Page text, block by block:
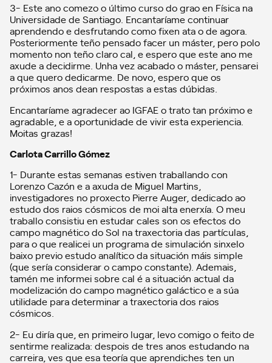
3- Este ano comezo o último curso do grao en Física na
Universidade de Santiago. Encantaríame continuar
aprendendo e desfrutando como fixen ata o de agora.
Posteriormente teño pensado facer un máster, pero polo
momento non teño claro cal, e espero que este ano me
axude a decidirme. Unha vez acabado o máster, pensarei
a que quero dedicarme. De novo, espero que os
próximos anos dean respostas a estas dúbidas.
Encantaríame agradecer ao IGFAE o trato tan próximo e
agradable, e a oportunidade de vivir esta experiencia.
Moitas grazas!
Carlota Carrillo Gómez
1- Durante estas semanas estiven traballando con
Lorenzo Cazón e a axuda de Miguel Martins,
investigadores no proxecto Pierre Auger, dedicado ao
estudo dos raios cósmicos de moi alta enerxía. O meu
traballo consistiu en estudar cales son os efectos do
campo magnético do Sol na traxectoria das partículas,
para o que realicei un programa de simulación sinxelo
baixo previo estudo analítico da situación máis simple
(que sería considerar o campo constante). Ademais,
tamén me informei sobre cal é a situación actual da
modelización do campo magnético galáctico e a súa
utilidade para determinar a traxectoria dos raios
cósmicos.
2- Eu diría que, en primeiro lugar, levo comigo o feito de
sentirme realizada: despois de tres anos estudando na
carreira, ves que esa teoría que aprendiches ten un